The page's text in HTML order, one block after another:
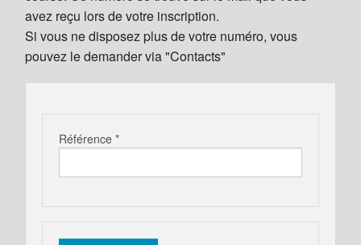
Informations
avez reçu lors de votre inscription.
Si vous ne disposez plus de votre numéro, vous
pouvez le demander via "Contacts"
Référence *